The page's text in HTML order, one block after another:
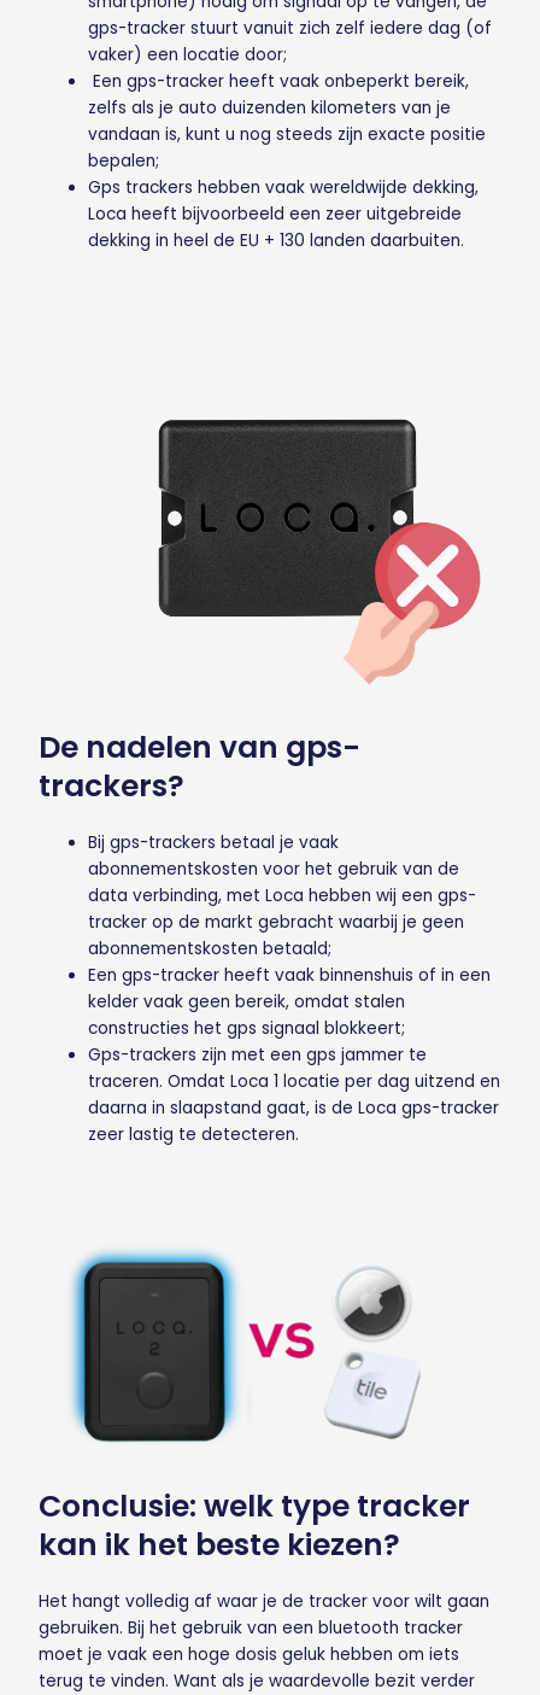
gps-tracker stuurt vanuit zich zelf iedere dag (of
vaker) een locatie door;
Een gps-tracker heeft vaak onbeperkt bereik,
zelfs als je auto duizenden kilometers van je
vandaan is, kunt u nog steeds zijn exacte positie
bepalen;
Gps trackers hebben vaak wereldwijde dekking,
Loca heeft bijvoorbeeld een zeer uitgebreide
dekking in heel de EU + 130 landen daarbuiten.
De nadelen van gps-
trackers?
Bij gps-trackers betaal je vaak
abonnementskosten voor het gebruik van de
data verbinding, met Loca hebben wij een gps-
tracker op de markt gebracht waarbij je geen
abonnementskosten betaald;
Een gps-tracker heeft vaak binnenshuis of in een
kelder vaak geen bereik, omdat stalen
constructies het gps signaal blokkeert;
Gps-trackers zijn met een gps jammer te
traceren. Omdat Loca 1 locatie per dag uitzend en
daarna in slaapstand gaat, is de Loca gps-tracker
zeer lastig te detecteren.
Conclusie: welk type tracker
kan ik het beste kiezen?
Het hangt volledig af waar je de tracker voor wilt gaan
gebruiken. Bij het gebruik van een bluetooth tracker
moet je vaak een hoge dosis geluk hebben om iets
terug te vinden. Want als je waardevolle bezit verder